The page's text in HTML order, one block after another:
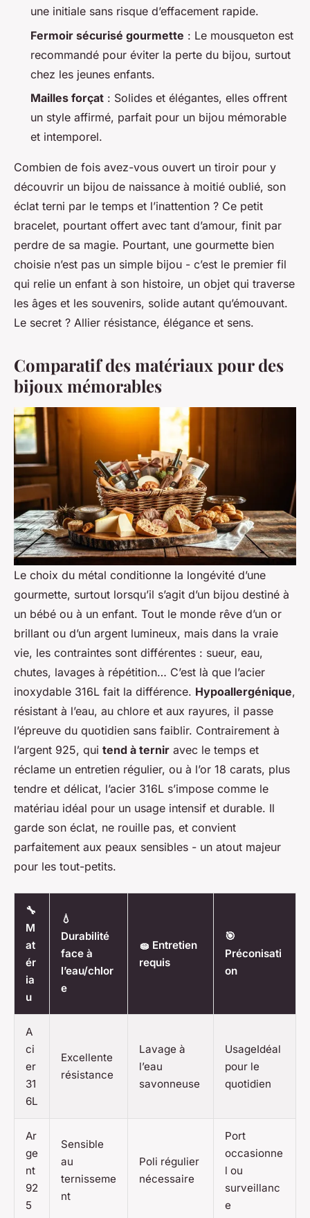
une initiale sans risque d’effacement rapide.
Fermoir sécurisé gourmette : Le mousqueton est
recommandé pour éviter la perte du bijou, surtout
chez les jeunes enfants.
Mailles forçat : Solides et élégantes, elles offrent
un style affirmé, parfait pour un bijou mémorable
et intemporel.
Combien de fois avez-vous ouvert un tiroir pour y
découvrir un bijou de naissance à moitié oublié, son
éclat terni par le temps et l’inattention ? Ce petit
bracelet, pourtant offert avec tant d’amour, finit par
perdre de sa magie. Pourtant, une gourmette bien
choisie n’est pas un simple bijou - c’est le premier fil
qui relie un enfant à son histoire, un objet qui traverse
les âges et les souvenirs, solide autant qu’émouvant.
Le secret ? Allier résistance, élégance et sens.
Comparatif des matériaux pour des
bijoux mémorables
Le choix du métal conditionne la longévité d’une
gourmette, surtout lorsqu’il s’agit d’un bijou destiné à
un bébé ou à un enfant. Tout le monde rêve d’un or
brillant ou d’un argent lumineux, mais dans la vraie
vie, les contraintes sont différentes : sueur, eau,
chutes, lavages à répétition… C’est là que l’acier
inoxydable 316L fait la différence. Hypoallergénique,
résistant à l’eau, au chlore et aux rayures, il passe
l’épreuve du quotidien sans faiblir. Contrairement à
l’argent 925, qui tend à ternir avec le temps et
réclame un entretien régulier, ou à l’or 18 carats, plus
tendre et délicat, l’acier 316L s’impose comme le
matériau idéal pour un usage intensif et durable. Il
garde son éclat, ne rouille pas, et convient
parfaitement aux peaux sensibles - un atout majeur
pour les tout-petits.
🔧
M
at
ér
ia
u
💧
Durabilité
face à
l’eau/chlor
e
🧽 Entretien
requis
🎯
Préconisati
on
A
ci
er
31
6L
Excellente
résistance
Lavage à
l’eau
savonneuse
UsageIdéal
pour le
quotidien
Ar
ge
nt
92
5
Sensible
au
ternisseme
nt
Poli régulier
nécessaire
Port
occasionne
l ou
surveillanc
e